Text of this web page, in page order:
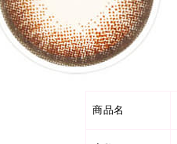
商品名